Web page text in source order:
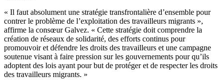
« Il faut absolument une stratégie transfrontalière d’ensemble pour
contrerle problème de l’exploitation des travailleurs migrants »,
affirme la consœur Galvez. « Cette stratégie doit comprendre la
création de réseaux de solidarité, des efforts continus pour
promouvoiret défendre les droits des travailleurs et une campagne
soutenue visant à faire pression surles gouvernements pourqu’ils
adoptent des lois ayant pour but de protégeret de respecter les droits
des travailleurs migrants. »